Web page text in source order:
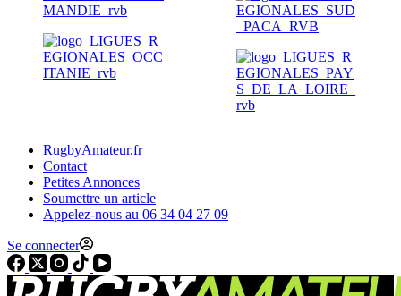
RugbyAmateur.fr
Contact
Petites Annonces
Soumettre un article
Appelez-nous au 06 34 04 27 09
Se connecter